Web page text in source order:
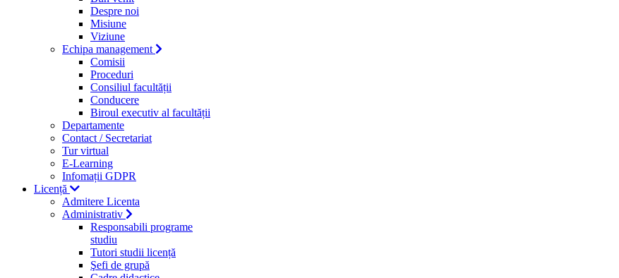
Despre noi
Misiune
Viziune
Echipa management
Comisii
Proceduri
Consiliul facultății
Conducere
Biroul executiv al facultății
Departamente
Contact / Secretariat
Tur virtual
E-Learning
Infomații GDPR
Licență
Admitere Licenta
Administrativ
Responsabili programe
studiu
Tutori studii licență
Şefi de grupă